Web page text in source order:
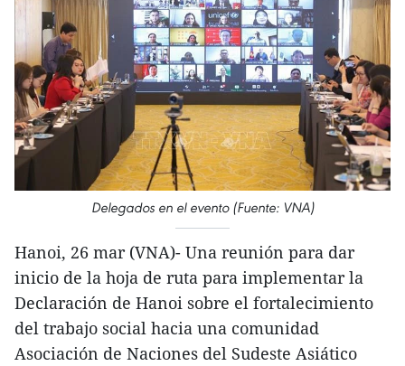
Delegados en el evento (Fuente: VNA)
Hanoi, 26 mar (VNA)- Una reunión para dar
inicio de la hoja de ruta para implementar la
Declaración de Hanoi sobre el fortalecimiento
del trabajo social hacia una comunidad
Asociación de Naciones del Sudeste Asiático